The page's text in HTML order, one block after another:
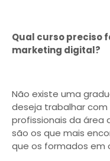
Qual curso preciso
marketing digital?
Não existe uma
deseja trabalhar
profissionais da área
são os que mais
que os formados em